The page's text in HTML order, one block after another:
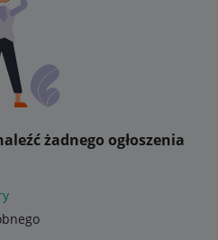
żadnego ogłoszenia